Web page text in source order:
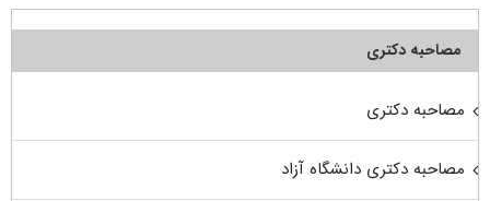
مصاحبه دکتری
مصاحبه دکتری
مصاحبه دکتری دانشگاه آزاد